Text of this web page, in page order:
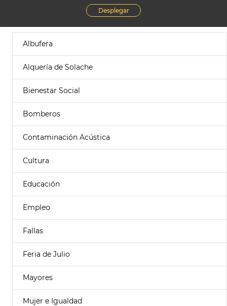
Desplegar
Albufera
Alquería de Solache
Bienestar Social
Bomberos
Contaminación Acústica
Cultura
Educación
Empleo
Fallas
Feria de Julio
Mayores
Mujer e Igualdad